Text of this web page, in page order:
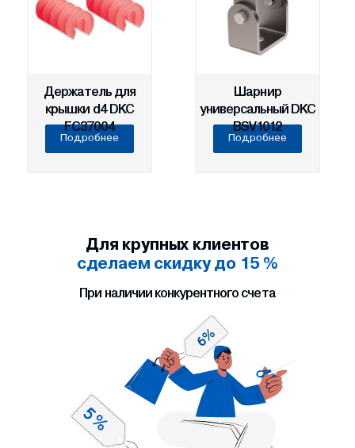
Держатель для
крышки d4 DKC
FC37004
Подробнее
Шарнир
универсальный DKC
BSV1012
Подробнее
Для крупных клиентов
сделаем скидку до 15 %
При наличии конкурентного счета